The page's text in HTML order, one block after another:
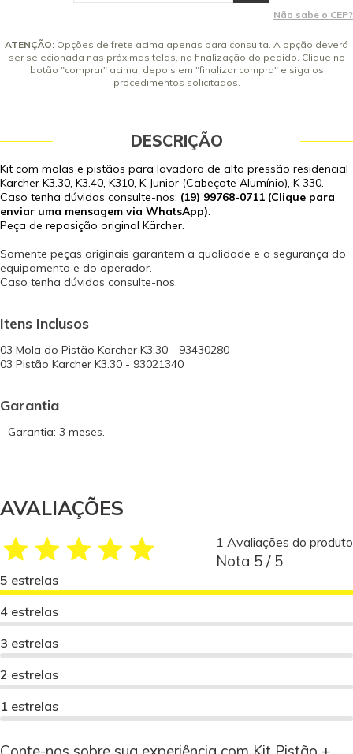
Não sabe o CEP?
ATENÇÃO: Opções de frete acima apenas para consulta. A opção deverá
ser selecionada nas próximas telas, na finalização do pedido. Clique no
botão "comprar" acima, depois em "finalizar compra" e siga os
procedimentos solicitados.
DESCRIÇÃO
Kit com molas e pistãos para lavadora de alta pressão residencial
Karcher K3.30, K3.40, K310, K Junior (Cabeçote Alumínio), K 330.
Caso tenha dúvidas consulte-nos: (19) 99768-0711 (Clique para
enviar uma mensagem via WhatsApp).
Peça de reposição original Kärcher.
Somente peças originais garantem a qualidade e a segurança do
equipamento e do operador.
Caso tenha dúvidas consulte-nos.
Itens Inclusos
03 Mola do Pistão Karcher K3.30 - 93430280
03 Pistão Karcher K3.30 - 93021340
Garantia
- Garantia: 3 meses.
AVALIAÇÕES
1 Avaliações do produto
Nota 5 / 5
5 estrelas
4 estrelas
3 estrelas
2 estrelas
1 estrelas